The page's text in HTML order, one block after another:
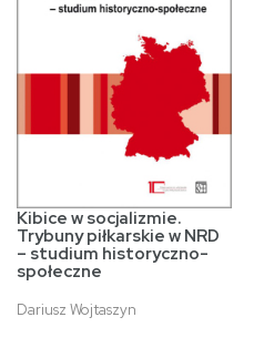
Kibice w socjalizmie.
Trybuny piłkarskie w NRD
– studium historyczno-
społeczne
Dariusz Wojtaszyn